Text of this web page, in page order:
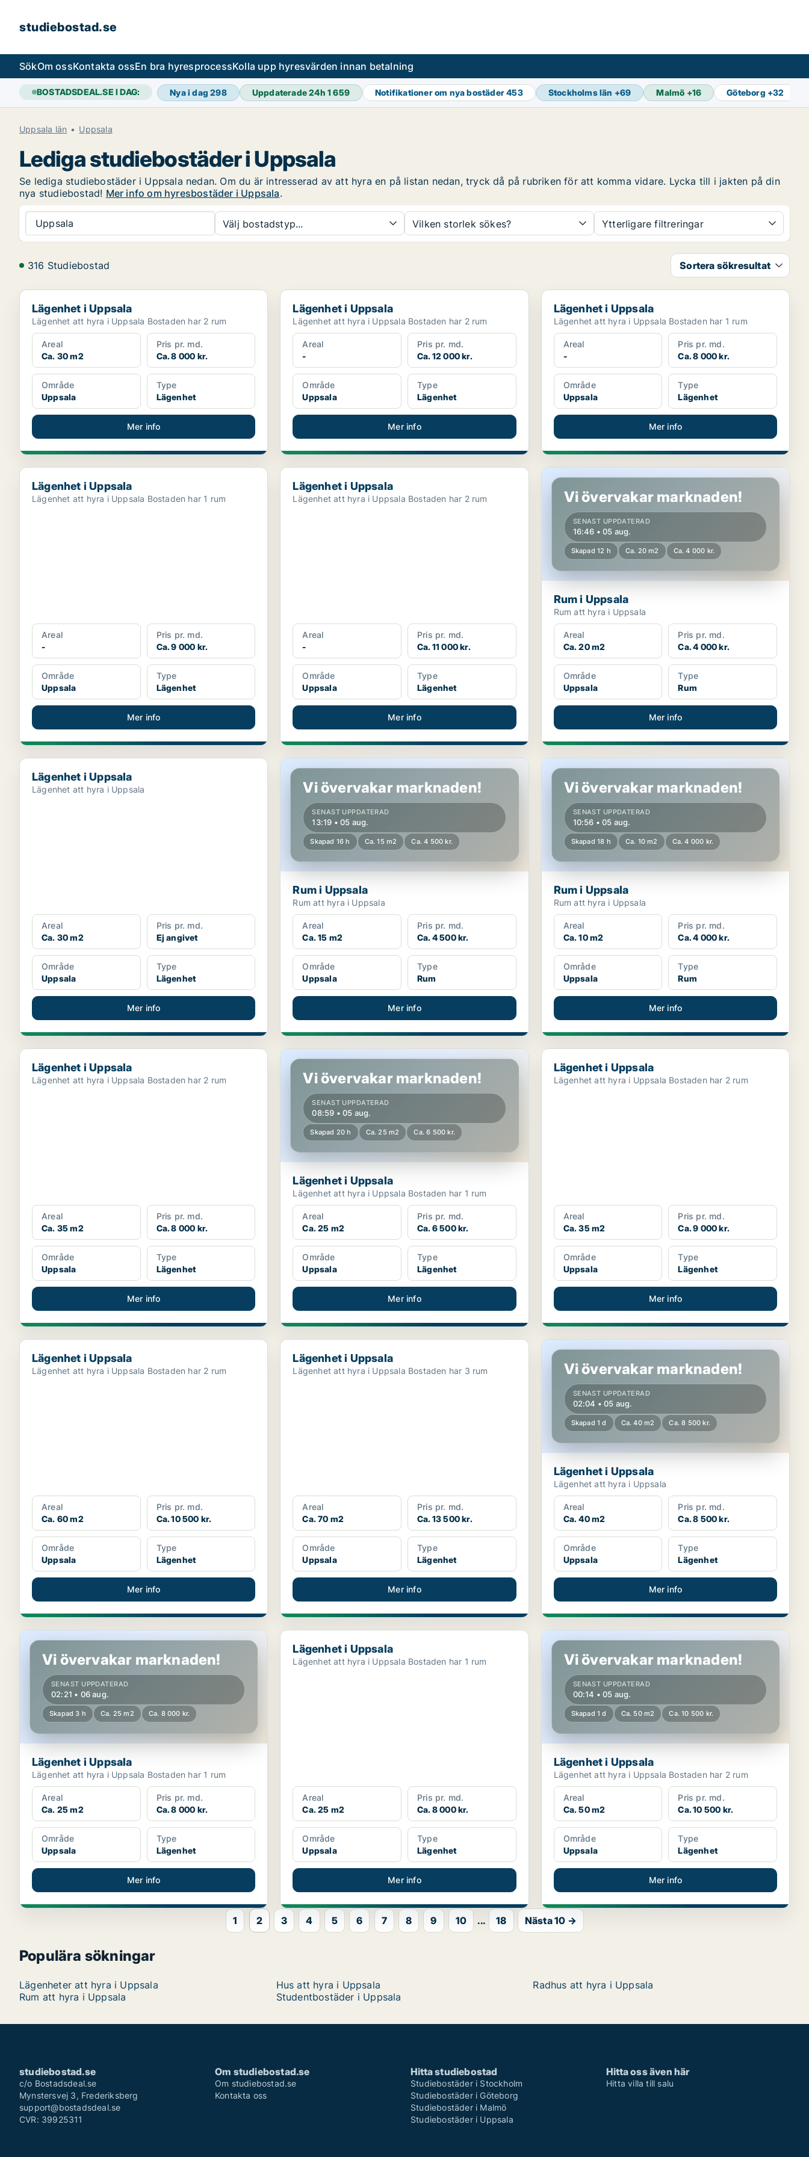
studiebostad.se
SökOm ossKontakta ossEn bra hyresprocessKolla upp hyresvärden innan betalning
BOSTADSDEAL.SE I DAG: Nya i dag298 Uppdaterade 24h1 659 Notifikationer om nya bostäder453 Stockholms län +69 Malmö +16 Göteborg +32
Uppsala län Uppsala
Lediga studiebostäder i Uppsala
Se lediga studiebostäder i Uppsala nedan. Om du är intresserad av att hyra en på listan nedan, tryck då på rubriken för att komma vidare. Lycka till i jakten på din
nya studiebostad! Mer info om hyresbostäder i Uppsala.
Uppsala Välj bostadstyp... Vilken storlek sökes? Ytterligare filtreringar
316 Studiebostad Sortera sökresultat
Lägenhet i Uppsala
Lägenhet i Uppsala
Lägenhet att hyra i Uppsala Bostaden har 2 rum
Areal
Ca. 30 m2
Pris pr. md.
Ca. 8 000 kr.
Område
Uppsala
Type
Lägenhet
Mer info
Lägenhet i Uppsala
Lägenhet i Uppsala
Lägenhet att hyra i Uppsala Bostaden har 2 rum
Areal
-
Pris pr. md.
Ca. 12 000 kr.
Område
Uppsala
Type
Lägenhet
Mer info
Lägenhet i Uppsala
Lägenhet i Uppsala
Lägenhet att hyra i Uppsala Bostaden har 1 rum
Areal
-
Pris pr. md.
Ca. 8 000 kr.
Område
Uppsala
Type
Lägenhet
Mer info
Lägenhet i Uppsala
Lägenhet i Uppsala
Lägenhet att hyra i Uppsala Bostaden har 1 rum
Areal
-
Pris pr. md.
Ca. 9 000 kr.
Område
Uppsala
Type
Lägenhet
Mer info
Lägenhet i Uppsala
Lägenhet i Uppsala
Lägenhet att hyra i Uppsala Bostaden har 2 rum
Areal
-
Pris pr. md.
Ca. 11 000 kr.
Område
Uppsala
Type
Lägenhet
Mer info
Rum i Uppsala
Vi övervakar marknaden!
SENAST UPPDATERAD
16:46 • 05 aug.
Skapad 12 h Ca. 20 m2 Ca. 4 000 kr.
Rum i Uppsala
Rum att hyra i Uppsala
Areal
Ca. 20 m2
Pris pr. md.
Ca. 4 000 kr.
Område
Uppsala
Type
Rum
Mer info
Lägenhet i Uppsala
Lägenhet i Uppsala
Lägenhet att hyra i Uppsala
Areal
Ca. 30 m2
Pris pr. md.
Ej angivet
Område
Uppsala
Type
Lägenhet
Mer info
Rum i Uppsala
Vi övervakar marknaden!
SENAST UPPDATERAD
13:19 • 05 aug.
Skapad 16 h Ca. 15 m2 Ca. 4 500 kr.
Rum i Uppsala
Rum att hyra i Uppsala
Areal
Ca. 15 m2
Pris pr. md.
Ca. 4 500 kr.
Område
Uppsala
Type
Rum
Mer info
Rum i Uppsala
Vi övervakar marknaden!
SENAST UPPDATERAD
10:56 • 05 aug.
Skapad 18 h Ca. 10 m2 Ca. 4 000 kr.
Rum i Uppsala
Rum att hyra i Uppsala
Areal
Ca. 10 m2
Pris pr. md.
Ca. 4 000 kr.
Område
Uppsala
Type
Rum
Mer info
Lägenhet i Uppsala
Lägenhet i Uppsala
Lägenhet att hyra i Uppsala Bostaden har 2 rum
Areal
Ca. 35 m2
Pris pr. md.
Ca. 8 000 kr.
Område
Uppsala
Type
Lägenhet
Mer info
Lägenhet i Uppsala
Vi övervakar marknaden!
SENAST UPPDATERAD
08:59 • 05 aug.
Skapad 20 h Ca. 25 m2 Ca. 6 500 kr.
Lägenhet i Uppsala
Lägenhet att hyra i Uppsala Bostaden har 1 rum
Areal
Ca. 25 m2
Pris pr. md.
Ca. 6 500 kr.
Område
Uppsala
Type
Lägenhet
Mer info
Lägenhet i Uppsala
Lägenhet i Uppsala
Lägenhet att hyra i Uppsala Bostaden har 2 rum
Areal
Ca. 35 m2
Pris pr. md.
Ca. 9 000 kr.
Område
Uppsala
Type
Lägenhet
Mer info
Lägenhet i Uppsala
Lägenhet i Uppsala
Lägenhet att hyra i Uppsala Bostaden har 2 rum
Areal
Ca. 60 m2
Pris pr. md.
Ca. 10 500 kr.
Område
Uppsala
Type
Lägenhet
Mer info
Lägenhet i Uppsala
Lägenhet i Uppsala
Lägenhet att hyra i Uppsala Bostaden har 3 rum
Areal
Ca. 70 m2
Pris pr. md.
Ca. 13 500 kr.
Område
Uppsala
Type
Lägenhet
Mer info
Lägenhet i Uppsala
Vi övervakar marknaden!
SENAST UPPDATERAD
02:04 • 05 aug.
Skapad 1 d Ca. 40 m2 Ca. 8 500 kr.
Lägenhet i Uppsala
Lägenhet att hyra i Uppsala
Areal
Ca. 40 m2
Pris pr. md.
Ca. 8 500 kr.
Område
Uppsala
Type
Lägenhet
Mer info
Lägenhet i Uppsala
Vi övervakar marknaden!
SENAST UPPDATERAD
02:21 • 06 aug.
Skapad 3 h Ca. 25 m2 Ca. 8 000 kr.
Lägenhet i Uppsala
Lägenhet att hyra i Uppsala Bostaden har 1 rum
Areal
Ca. 25 m2
Pris pr. md.
Ca. 8 000 kr.
Område
Uppsala
Type
Lägenhet
Mer info
Lägenhet i Uppsala
Lägenhet i Uppsala
Lägenhet att hyra i Uppsala Bostaden har 1 rum
Areal
Ca. 25 m2
Pris pr. md.
Ca. 8 000 kr.
Område
Uppsala
Type
Lägenhet
Mer info
Lägenhet i Uppsala
Vi övervakar marknaden!
SENAST UPPDATERAD
00:14 • 05 aug.
Skapad 1 d Ca. 50 m2 Ca. 10 500 kr.
Lägenhet i Uppsala
Lägenhet att hyra i Uppsala Bostaden har 2 rum
Areal
Ca. 50 m2
Pris pr. md.
Ca. 10 500 kr.
Område
Uppsala
Type
Lägenhet
Mer info
1 2 3 4 5 6 7 8 9 10 ... 18 Nästa 10 →
Populära sökningar
Lägenheter att hyra i Uppsala Hus att hyra i Uppsala
Radhus att hyra i Uppsala
Rum att hyra i Uppsala
Studentbostäder i Uppsala
studiebostad.se
c/o Bostadsdeal.se
Mynstersvej 3, Frederiksberg
support@bostadsdeal.se
CVR: 39925311
Om studiebostad.se
Om studiebostad.se
Kontakta oss
Hitta studiebostad
Studiebostäder i Stockholm
Studiebostäder i Göteborg
Studiebostäder i Malmö
Studiebostäder i Uppsala
Hitta oss även här
Hitta villa till salu